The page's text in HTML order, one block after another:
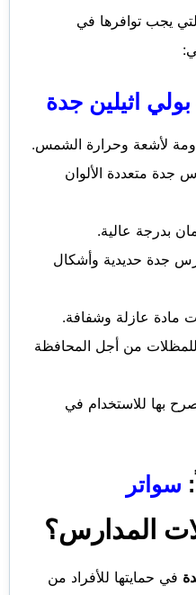
يجب توافرها في
اثيلين جدة
لأشعة وحرارة الشمس.
جدة متعددة الألوان
بدرجة عالية.
جدة حديدية وأشكال
مادة عازلة وشفافة.
من أجل المحافظة
بها للاستخدام في
سواتر
المدارس؟
في حمايتها للأفراد من